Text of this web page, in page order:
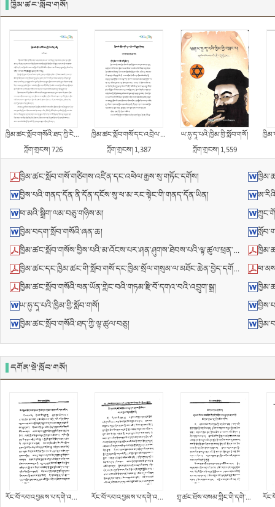
ཁྱིམ་ཚང་སློབ་གསོ།
ཁྱིམ་ཚང་སློབ་གསོའི་ཐད་ཀྱི་ངེས་དོན་བཞི།
ཀློག་གྲངས། 726
ཁྱིམ་ཚང་སློབ་གསོ་དང་འབྲེལ་བའི་རྒྱུན་ཤེས་ལྔ།
ཀློག་གྲངས། 1,387
ཡ་ཧུ་དཱ་པའི་ཁྱིམ་གྱི་སློབ་གསོ།
ཀློག་གྲངས། 1,559
ཁྱིམ་ཚང་སློབ་གསོ་གཙིགས་འཛིན་དང་འཕེལ་རྒྱས་སུ་གཏོང་དགོས།
བྱིས་པའི་གནད་དོན་ནི་དོན་དངོས་སུ་ཕ་མ་རང་སྟེང་གི་གནད་དོན་ཡིན།
ཕ་མའི་སྒྲིག་ལམ་བཅུ་གཉིས་མ།
ཁྱིམ་བདག་སློབ་གསོའི་ཞན་ཆ།
ཁྱིམ་ཚང་སློབ་གསོས་བྱིས་པའི་མ་འོངས་པར་ཤན་ཤུགས་ཐེབས་པའི་ལྟ་ཚུལ་ཕྲན་བུ།
ཁྱིམ་ཚང་དང་ཁྱིམ་ཚང་གི་སློབ་གསོ་དང་ཁྱིམ་སྲོལ་གསུམ་ལ་མཐོང་ཆེན་བྱེད་དགོས།
ཁྱིམ་ཚང་སློབ་གསོའི་ཕན་ཡོན་གླེང་བའི་གཏམ་རྫི་བོ་དགའ་བའི་འབྲུག་སྒྲ།
ཡ་ཧུ་དཱ་པའི་ཁྱིམ་གྱི་སློབ་གསོ།
ཁྱིམ་ཚང་སློབ་གསོའི་ཐད་ཀྱི་ལྟ་ཚུལ་བཅུ།
དགོན་སྡེ་སློབ་གསོ།
རོང་བོ་རབ་འབྱམས་པ་དགེ་འདུན་བློ་བཟང་གིས་གནང་བའི་ཆོ་འཕྲུལ་སྨོན་ལམ་སྐབས་ཀྱི་ཚོགས་གཏམ་བསྟན་པའི་གན་མཛོད།
རོང་བོ་རབ་འབྱམས་པ་དགེ་འདུན་བློ་བཟང་ཚོགས་ཆེན་དགེ་བསྐོས་ལ་བཞུགས་སྐབས་ཀྱི་ཚོགས་གཏམ་རྒྱལ་བསྟན་སྙིང་པོ།
གྲྭ་ཚང་ཐོས་བསམ་གླིང་གི་དགེ་བསྐོས་ལ་བཞུགས་སྐབས་ཀྱི་ཚོགས་གཏམ་བཀྲ་ཤིས་ཆོས་འཁོར།